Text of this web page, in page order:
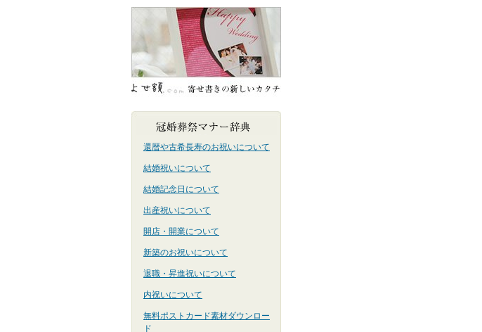
還暦や古希長寿のお祝いについて
結婚祝いについて
結婚記念日について
出産祝いについて
開店・開業について
新築のお祝いについて
退職・昇進祝いについて
内祝いについて
無料ポストカード素材ダウンロー
ド